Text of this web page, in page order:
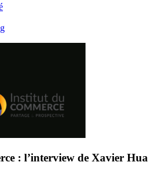
: l’interview de Xavier Hua